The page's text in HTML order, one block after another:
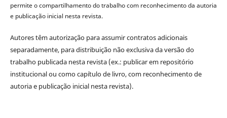
permite o compartilhamento do trabalho com reconhecimento da autoria
e publicação inicial nesta revista.
Autores têm autorização para assumir contratos adicionais
separadamente, para distribuição não exclusiva da versão do
trabalho publicada nesta revista (ex.: publicar em repositório
institucional ou como capítulo de livro, com reconhecimento de
autoria e publicação inicial nesta revista).